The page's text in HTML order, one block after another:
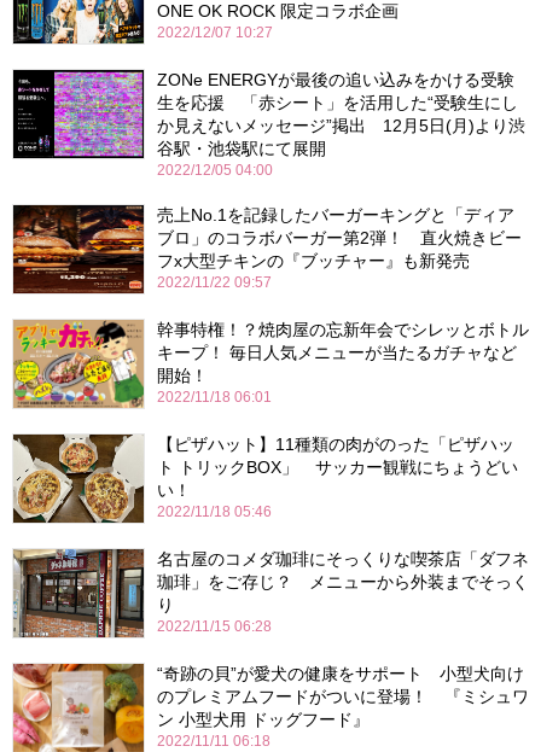
ONE OK ROCK 限定コラボ企画
2022/12/07 10:27
ZONe ENERGYが最後の追い込みをかける受験
生を応援 「赤シート」を活用した“受験生にし
か見えないメッセージ”掲出 12月5日(月)より渋
谷駅・池袋駅にて展開
2022/12/05 04:00
売上No.1を記録したバーガーキングと「ディア
ブロ」のコラボバーガー第2弾！ 直火焼きビー
フx大型チキンの『ブッチャー』も新発売
2022/11/22 09:57
幹事特権！？焼肉屋の忘新年会でシレッとボトル
キープ！ 毎日人気メニューが当たるガチャなど
開始！
2022/11/18 06:01
【ピザハット】11種類の肉がのった「ピザハッ
ト トリックBOX」 サッカー観戦にちょうどい
い！
2022/11/18 05:46
名古屋のコメダ珈琲にそっくりな喫茶店「ダフネ
珈琲」をご存じ？ メニューから外装までそっく
り
2022/11/15 06:28
“奇跡の貝”が愛犬の健康をサポート 小型犬向け
のプレミアムフードがついに登場！ 『ミシュワ
ン 小型犬用 ドッグフード』
2022/11/11 06:18